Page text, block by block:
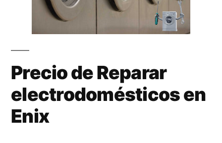
Precio de Reparar
electrodomésticos en
Enix